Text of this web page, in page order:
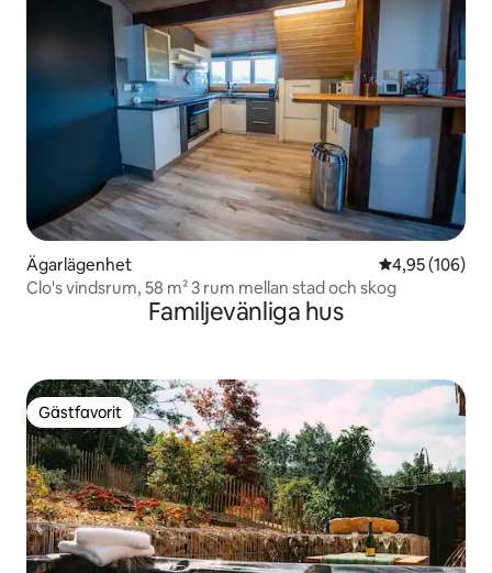
Ägarlägenhet 4,95 av 5 i
4,95 (106)
Clo's vindsrum, 58 m² 3 rum mellan stad och skog
Familjevänliga hus
Gästfavorit
Gästfavorit